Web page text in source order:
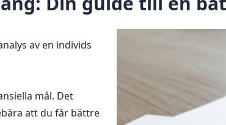
av en individs
mål. Det
att du får bättre